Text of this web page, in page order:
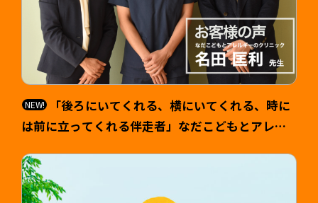
「後ろにいてくれる、横にいてくれる、時に
は前に立ってくれる伴走者」なだこどもとアレル
し）様 >